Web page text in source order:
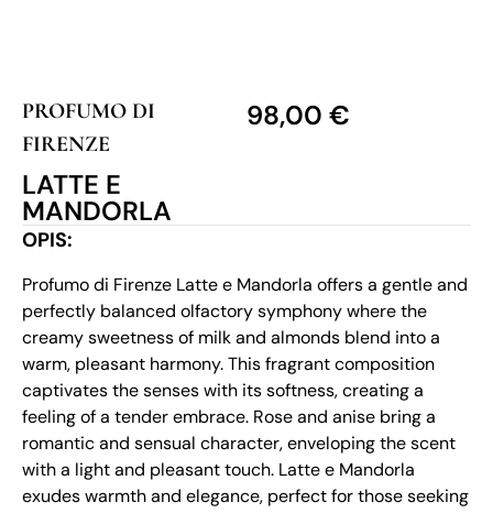
PROFUMO DI
FIRENZE
LATTE E
MANDORLA
98,00 €
OPIS:
Profumo di Firenze Latte e Mandorla offers a gentle and
perfectly balanced olfactory symphony where the
creamy sweetness of milk and almonds blend into a
warm, pleasant harmony. This fragrant composition
captivates the senses with its softness, creating a
feeling of a tender embrace. Rose and anise bring a
romantic and sensual character, enveloping the scent
with a light and pleasant touch. Latte e Mandorla
exudes warmth and elegance, perfect for those seeking